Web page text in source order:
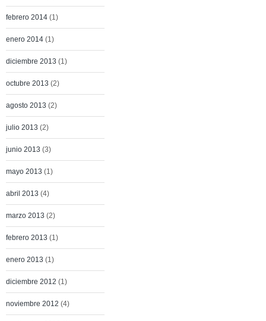
febrero 2014 (1)
enero 2014 (1)
diciembre 2013 (1)
octubre 2013 (2)
agosto 2013 (2)
julio 2013 (2)
junio 2013 (3)
mayo 2013 (1)
abril 2013 (4)
marzo 2013 (2)
febrero 2013 (1)
enero 2013 (1)
diciembre 2012 (1)
noviembre 2012 (4)